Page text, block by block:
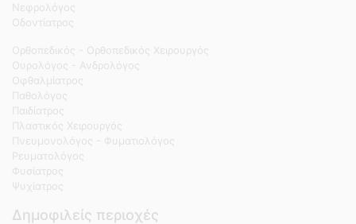
Νεφρολόγος
Οδοντίατρος
Ορθοπεδικός - Ορθοπεδικός Χειρουργός
Ουρολόγος - Ανδρολόγος
Οφθαλμίατρος
Παθολόγος
Παιδίατρος
Πλαστικός Χειρουργός
Πνευμονολόγος - Φυματιολόγος
Ρευματολόγος
Φυσίατρος
Ψυχίατρος
Δημοφιλείς περιοχές